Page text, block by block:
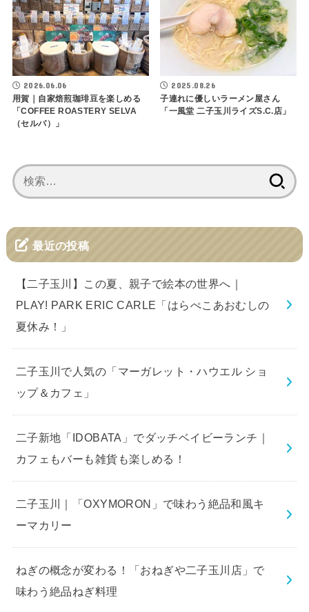
2026.06.06
用賀｜自家焙煎珈琲豆を楽しめる
「COFFEE ROASTERY SELVA
（セルバ）」
2025.08.26
子連れに優しいラーメン屋さん
「一風堂 二子玉川ライズS.C.店」
索:
最近の投稿
【二子玉川】この夏、親子で絵本の世界へ｜
PLAY! PARK ERIC CARLE「はらぺこあおむしの
夏休み！」
二子玉川で人気の「マーガレット・ハウエル ショ
ップ＆カフェ」
二子新地「IDOBATA」でダッチベイビーランチ｜
カフェもバーも雑貨も楽しめる！
二子玉川｜「OXYMORON」で味わう絶品和風キ
ーマカリー
ねぎの概念が変わる！「おねぎや二子玉川店」で
味わう絶品ねぎ料理